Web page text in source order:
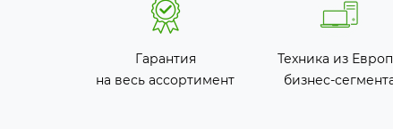
Гарантия
на весь ассортимент
Техника из
бизнес-